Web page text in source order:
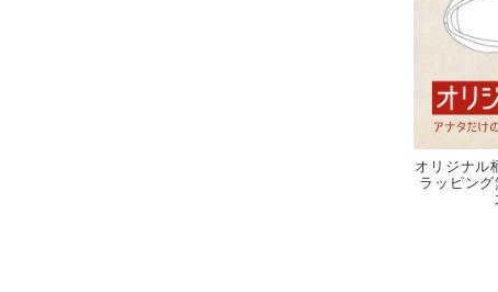
オリジナル
ラッピン